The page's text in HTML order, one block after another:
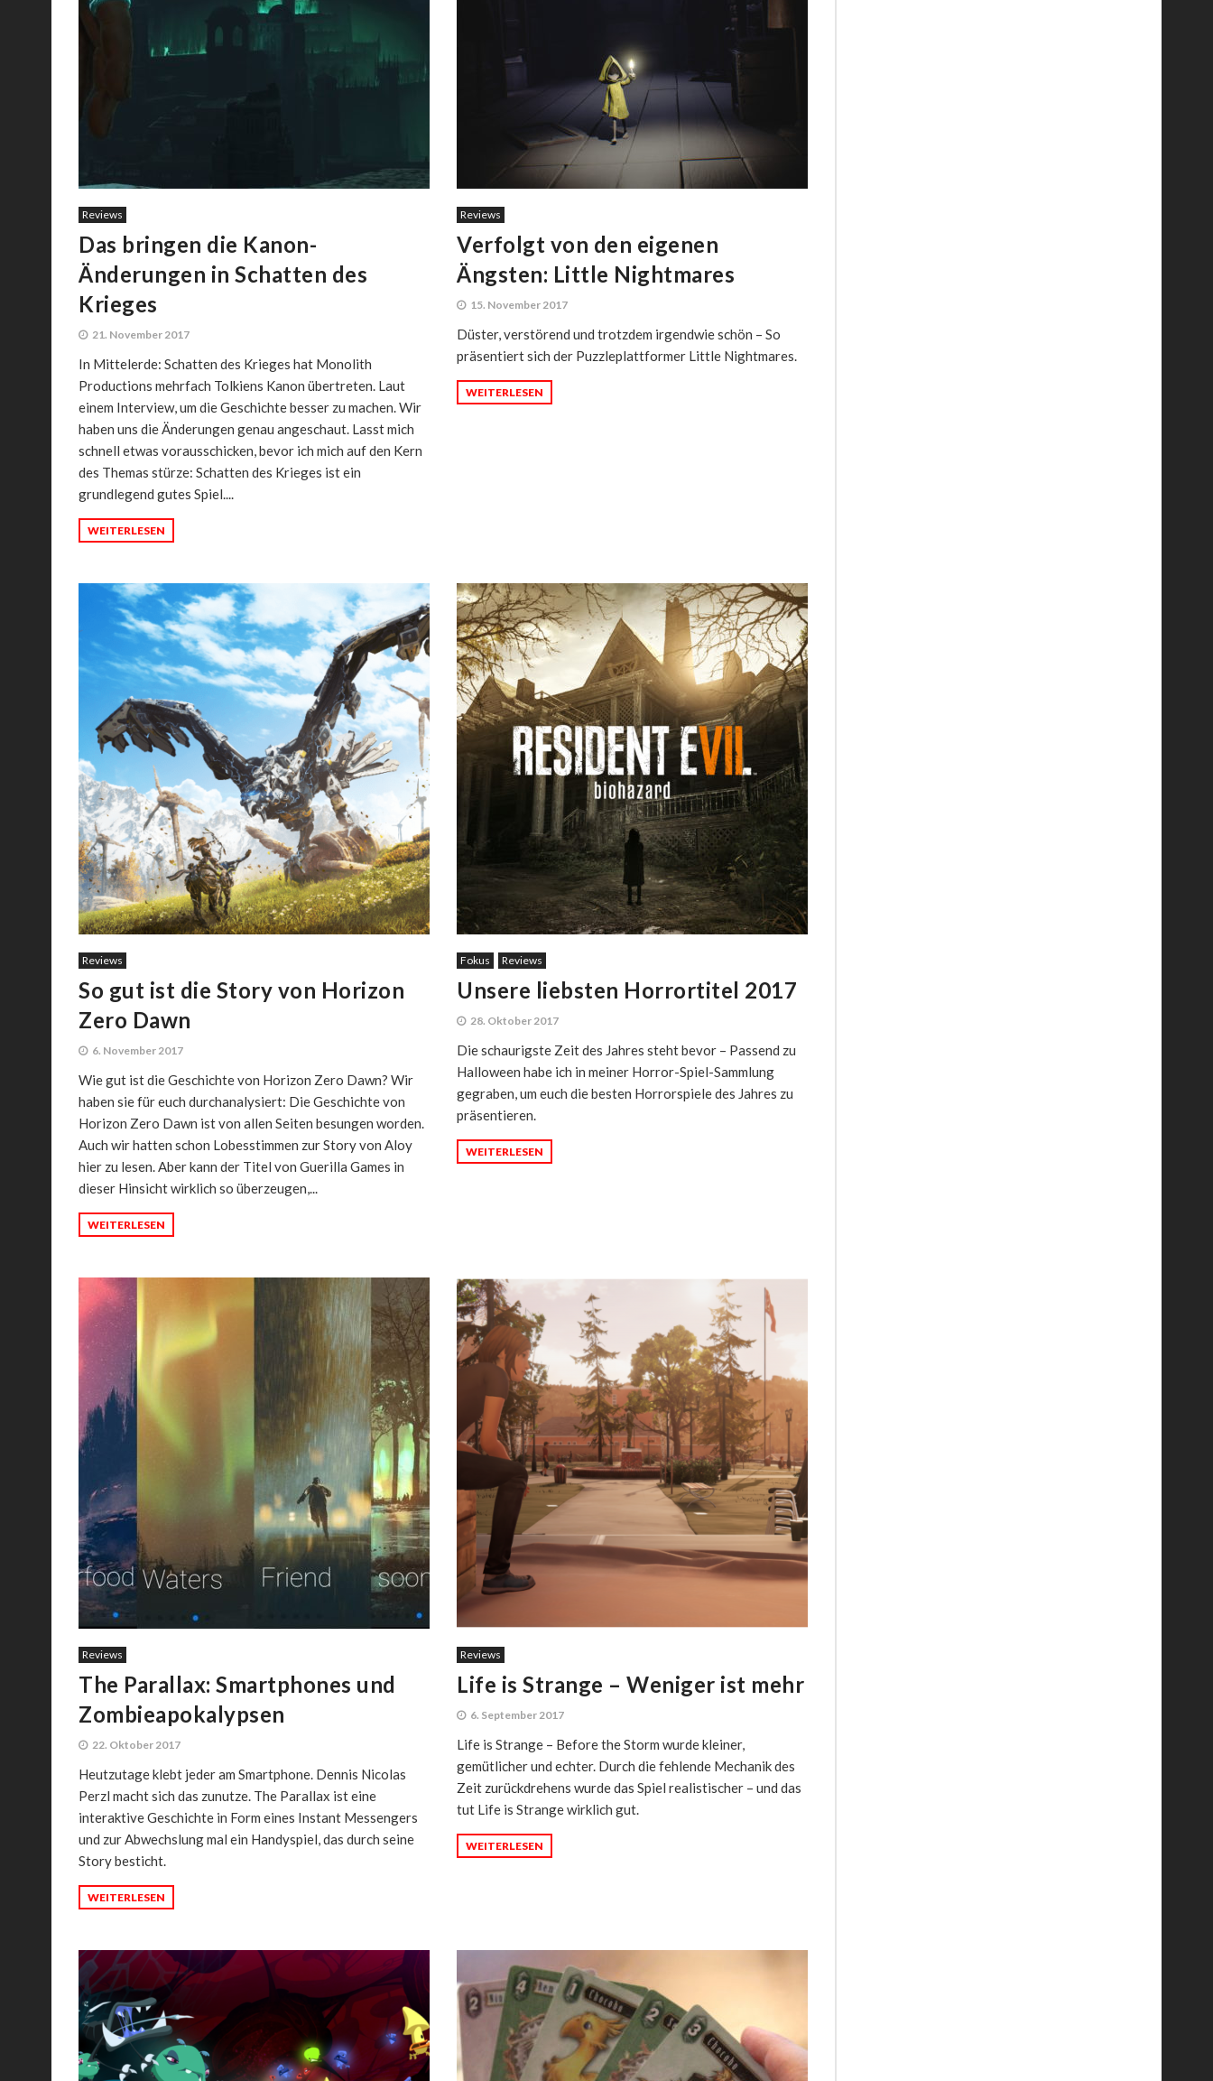
Reviews
Das bringen die Kanon-
Änderungen in Schatten des
Krieges
21. November 2017
In Mittelerde: Schatten des Krieges hat Monolith
Productions mehrfach Tolkiens Kanon übertreten. Laut
einem Interview, um die Geschichte besser zu machen. Wir
haben uns die Änderungen genau angeschaut. Lasst mich
schnell etwas vorausschicken, bevor ich mich auf den Kern
des Themas stürze: Schatten des Krieges ist ein
grundlegend gutes Spiel....
WEITERLESEN
Reviews
Verfolgt von den eigenen
Ängsten: Little Nightmares
15. November 2017
Düster, verstörend und trotzdem irgendwie schön – So
präsentiert sich der Puzzleplattformer Little Nightmares.
WEITERLESEN
Reviews
So gut ist die Story von Horizon
Zero Dawn
6. November 2017
Wie gut ist die Geschichte von Horizon Zero Dawn? Wir
haben sie für euch durchanalysiert: Die Geschichte von
Horizon Zero Dawn ist von allen Seiten besungen worden.
Auch wir hatten schon Lobesstimmen zur Story von Aloy
hier zu lesen. Aber kann der Titel von Guerilla Games in
dieser Hinsicht wirklich so überzeugen,...
WEITERLESEN
Fokus Reviews
Unsere liebsten Horrortitel 2017
28. Oktober 2017
Die schaurigste Zeit des Jahres steht bevor – Passend zu
Halloween habe ich in meiner Horror-Spiel-Sammlung
gegraben, um euch die besten Horrorspiele des Jahres zu
präsentieren.
WEITERLESEN
Reviews
The Parallax: Smartphones und
Zombieapokalypsen
22. Oktober 2017
Heutzutage klebt jeder am Smartphone. Dennis Nicolas
Perzl macht sich das zunutze. The Parallax ist eine
interaktive Geschichte in Form eines Instant Messengers
und zur Abwechslung mal ein Handyspiel, das durch seine
Story besticht.
WEITERLESEN
Reviews
Life is Strange – Weniger ist mehr
6. September 2017
Life is Strange – Before the Storm wurde kleiner,
gemütlicher und echter. Durch die fehlende Mechanik des
Zeit zurückdrehens wurde das Spiel realistischer – und das
tut Life is Strange wirklich gut.
WEITERLESEN